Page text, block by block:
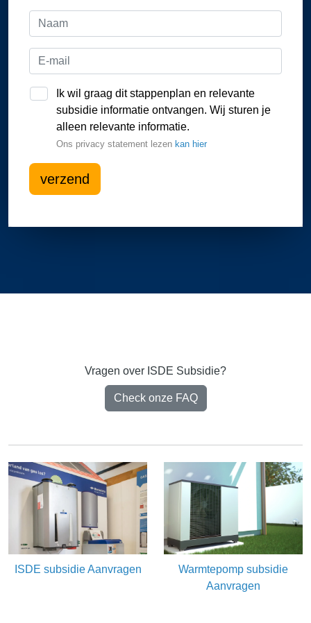
Ik wil graag dit stappenplan en relevante
subsidie informatie ontvangen. Wij sturen je
alleen relevante informatie.
Ons privacy statement lezen kan hier
verzend
Vragen over ISDE Subsidie?
Check onze FAQ
ISDE subsidie Aanvragen
Warmtepomp subsidie
Aanvragen